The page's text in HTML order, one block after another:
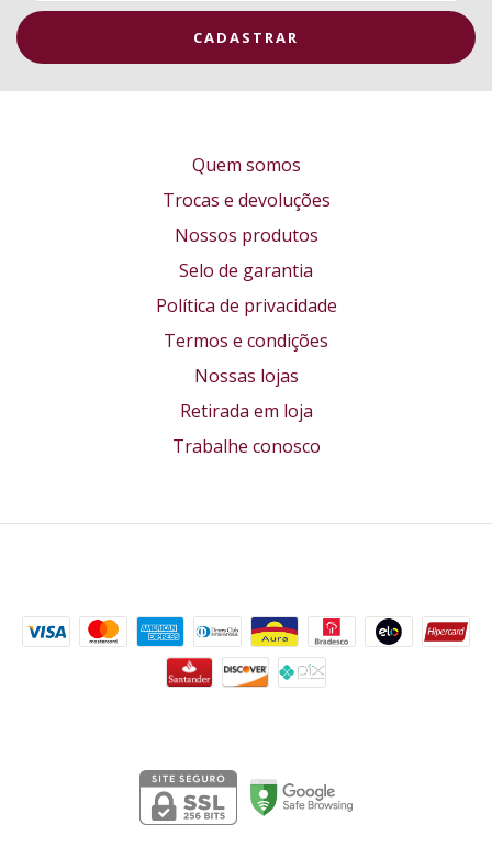
Quem somos
Trocas e devoluções
Nossos produtos
Selo de garantia
Política de privacidade
Termos e condições
Nossas lojas
Retirada em loja
Trabalhe conosco